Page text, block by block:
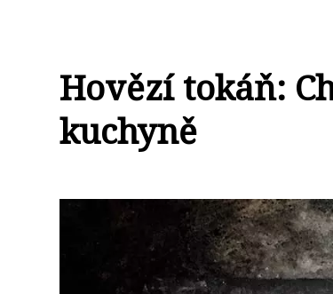
Hovězí tokáň:
kuchyně